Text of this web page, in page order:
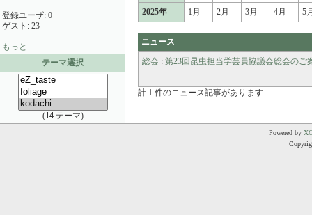
登録ユーザ: 0
ゲスト: 23
もっと...
テーマ選択
(14テーマ)
2025年
1月 2月 3月 4月 5
ニュース
総会 : 第23回昆虫担当学芸員協議会総会のご
計 1 件のニュース記事があります
Powered by